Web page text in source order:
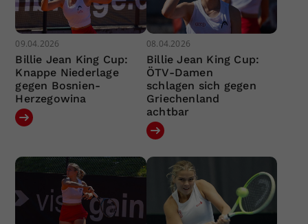
09.04.2026
Billie Jean King Cup:
Knappe Niederlage
gegen Bosnien-
Herzegowina
08.04.2026
Billie Jean King Cup:
ÖTV-Damen
schlagen sich gegen
Griechenland
achtbar